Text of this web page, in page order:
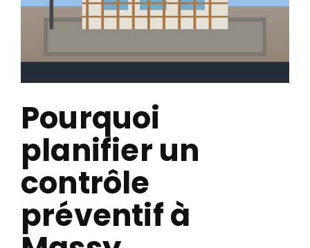
Pourquoi
planifier un
contrôle
préventif à